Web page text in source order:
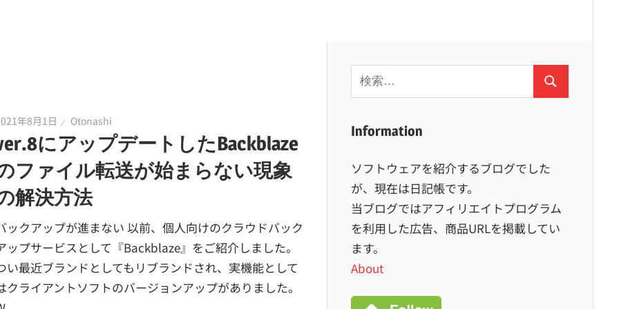
年8月1日 Otonashi
にアップデートしたBackblaze
ファイル転送が始まらない現象
解決方法
ックアップが進まない 以前、個人向けのクラウドバック
ップサービスとして『Backblaze』をご紹介しました。
い最近ブランドとしてもリブランドされ、実機能として
クライアントソフトのバージョンアップがありました。
検
索:
検
Information
ソフトウェアを紹介するブログでした
が、現在は日記帳です。
当ブログではアフィリエイトプログラム
を利用した広告、商品URLを掲載してい
ます。
About